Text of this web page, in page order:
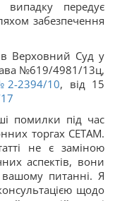
передує
забезпечення
Верховний Суд у
№619/4981/13ц,
2394/10, від 15
помилки під час
торгах СЕТАМ.
не є заміною
аспектів, вони
питанні. Я
щодо